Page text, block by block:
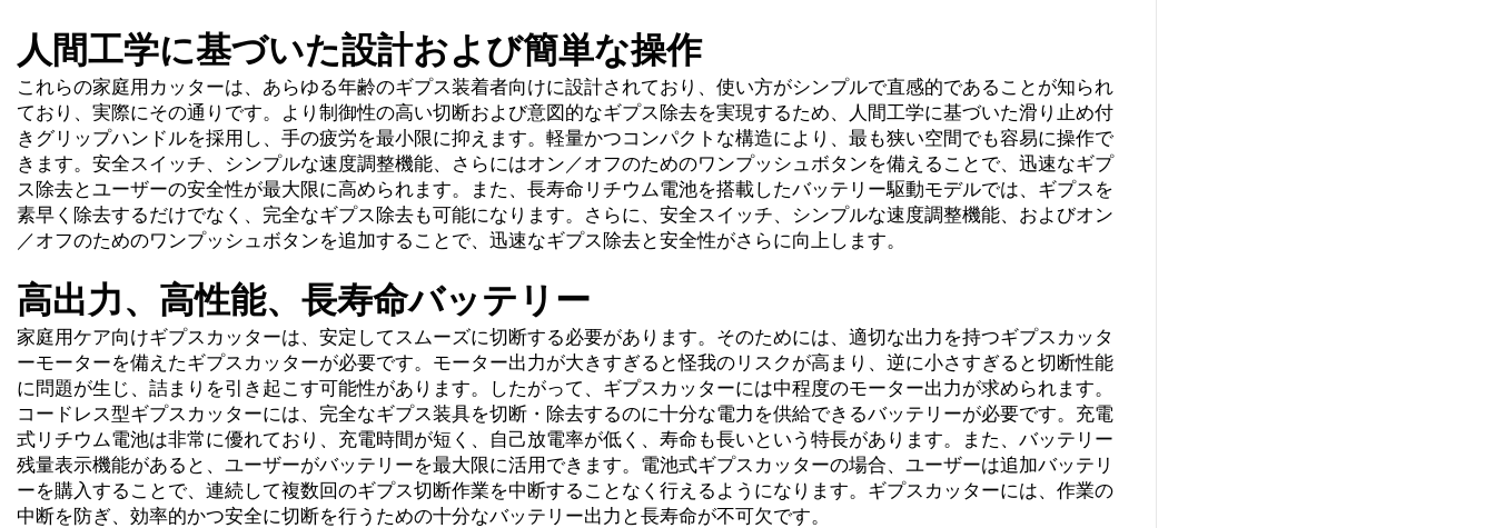
人間工学に基づいた設計および簡単な操作
これらの家庭用カッターは、あらゆる年齢のギプス装着者向けに設計されており、使い方がシンプルで直感的であることが知られ
ており、実際にその通りです。より制御性の高い切断および意図的なギプス除去を実現するため、人間工学に基づいた滑り止め付
きグリップハンドルを採用し、手の疲労を最小限に抑えます。軽量かつコンパクトな構造により、最も狭い空間でも容易に操作で
きます。安全スイッチ、シンプルな速度調整機能、さらにはオン／オフのためのワンプッシュボタンを備えることで、迅速なギプ
ス除去とユーザーの安全性が最大限に高められます。また、長寿命リチウム電池を搭載したバッテリー駆動モデルでは、ギプスを
素早く除去するだけでなく、完全なギプス除去も可能になります。さらに、安全スイッチ、シンプルな速度調整機能、およびオン
／オフのためのワンプッシュボタンを追加することで、迅速なギプス除去と安全性がさらに向上します。
高出力、高性能、長寿命バッテリー
家庭用ケア向けギプスカッターは、安定してスムーズに切断する必要があります。そのためには、適切な出力を持つギプスカッタ
ーモーターを備えたギプスカッターが必要です。モーター出力が大きすぎると怪我のリスクが高まり、逆に小さすぎると切断性能
に問題が生じ、詰まりを引き起こす可能性があります。したがって、ギプスカッターには中程度のモーター出力が求められます。
コードレス型ギプスカッターには、完全なギプス装具を切断・除去するのに十分な電力を供給できるバッテリーが必要です。充電
式リチウム電池は非常に優れており、充電時間が短く、自己放電率が低く、寿命も長いという特長があります。また、バッテリー
残量表示機能があると、ユーザーがバッテリーを最大限に活用できます。電池式ギプスカッターの場合、ユーザーは追加バッテリ
ーを購入することで、連続して複数回のギプス切断作業を中断することなく行えるようになります。ギプスカッターには、作業の
中断を防ぎ、効率的かつ安全に切断を行うための十分なバッテリー出力と長寿命が不可欠です。